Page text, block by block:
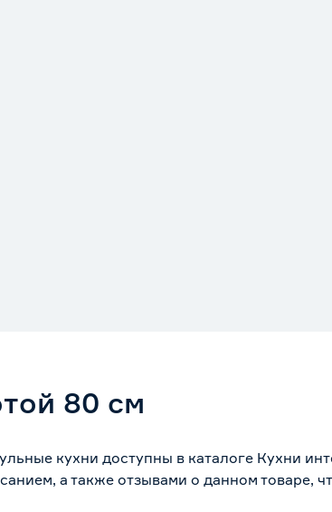
80 см
кухни доступны в каталоге Кухни
а также отзывами о данном товаре,